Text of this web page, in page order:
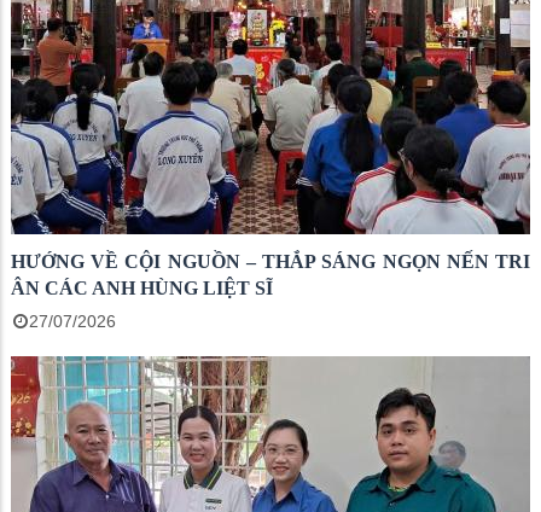
HƯỚNG VỀ CỘI NGUỒN – THẮP SÁNG NGỌN NẾN TRI
ÂN CÁC ANH HÙNG LIỆT SĨ
27/07/2026